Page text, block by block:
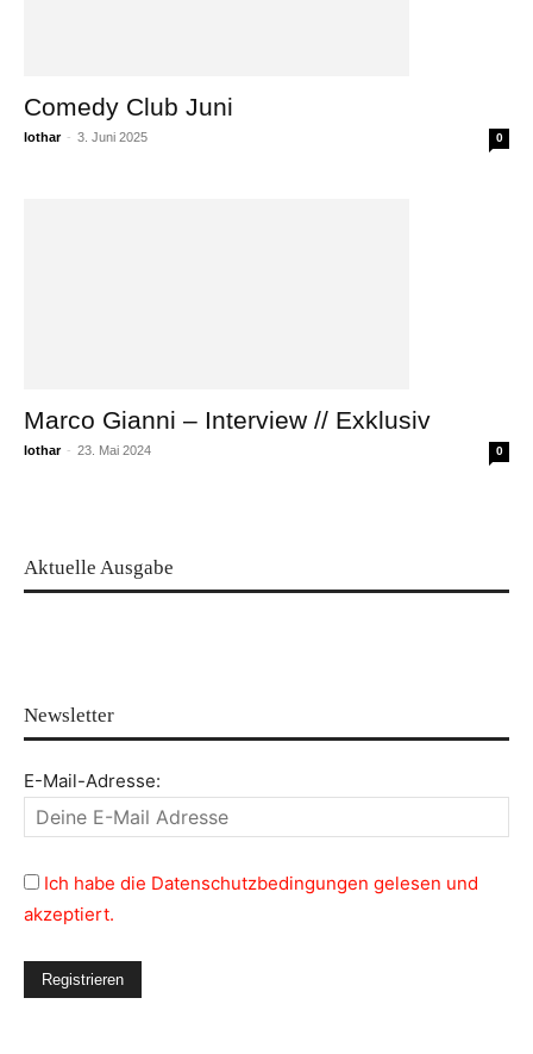
Comedy Club Juni
lothar - 3. Juni 2025 0
Marco Gianni – Interview // Exklusiv
lothar - 23. Mai 2024 0
Aktuelle Ausgabe
Newsletter
E-Mail-Adresse:
Ich habe die Datenschutzbedingungen gelesen und
akzeptiert.